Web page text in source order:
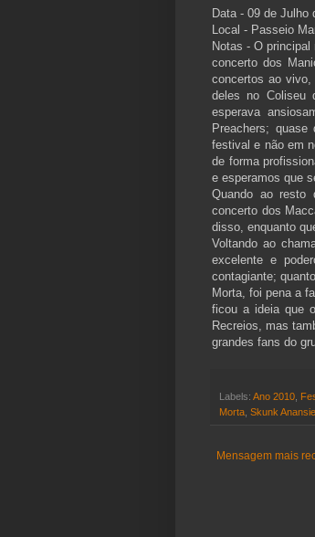
Data - 09 de Julho
Local - Passeio
Notas - O
concerto dos
concertos ao vivo,
deles no Coliseu
esperava
Preachers;
festival e não em
de forma
e esperamos que
Quando ao resto
concerto dos
disso, enquanto
Voltando ao
excelente e
contagiante;
Morta, foi pena a
ficou a ideia que
Recreios, mas
grandes fans do
Labels: Ano 2010
Morta Skunk Anansie
Mensagem mais